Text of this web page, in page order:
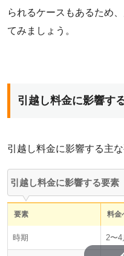
られるケースもあるため
てみましょう。
引越し料金に影響す
引越し料金に影響する主
引越し料金に影響する要素
要素 料金
時期 2〜